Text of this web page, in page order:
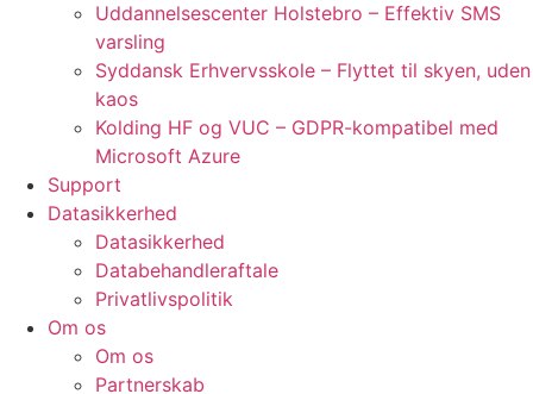
Uddannelsescenter Holstebro – Effektiv SMS
varsling
Syddansk Erhvervsskole – Flyttet til skyen, uden
kaos
Kolding HF og VUC – GDPR-kompatibel med
Microsoft Azure
Support
Datasikkerhed
Datasikkerhed
Databehandleraftale
Privatlivspolitik
Om os
Om os
Partnerskab